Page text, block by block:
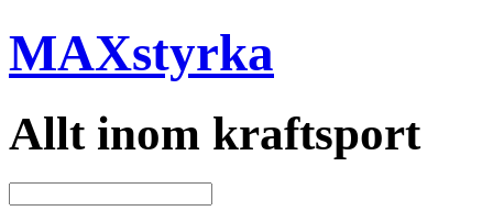
MAXstyrka
Allt inom kraftsport